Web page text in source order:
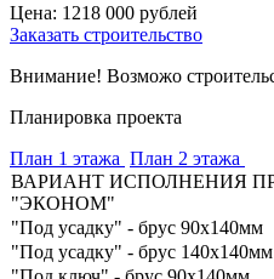
Цена: 1218 000 рублей
Заказать строительство
Внимание! Возможо
Планировка проекта
План 1 этажа План 2 этажа
ВАРИАНТ ИСПОЛНЕНИЯ
"ЭКОНОМ"
"Под усадку" - брус 90х140мм
"Под усадку" - брус 140х140мм